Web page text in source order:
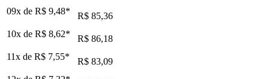
09x de R$ 9,48*
R$ 85,36
10x de R$ 8,62*
R$ 86,18
11x de R$ 7,55*
R$ 83,09